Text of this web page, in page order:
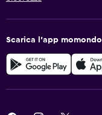
Scarica l'app momondo